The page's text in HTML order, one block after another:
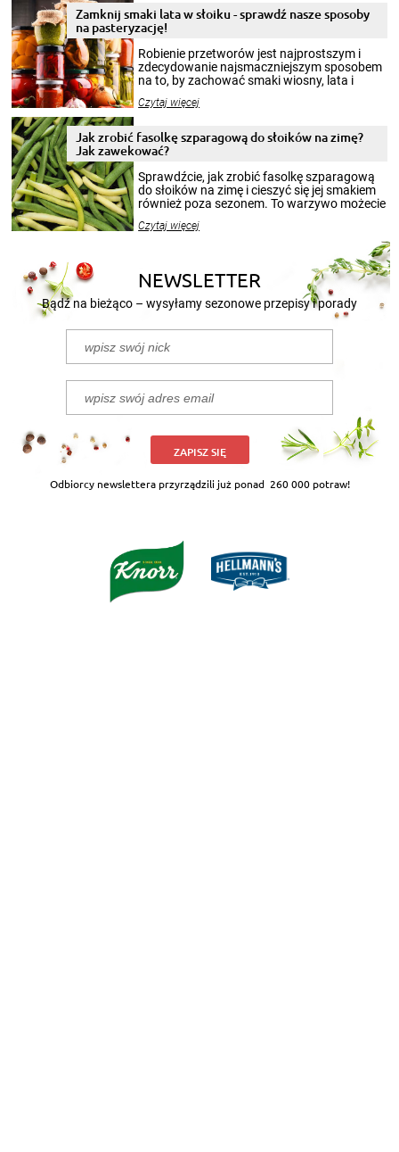
Zamknij smaki lata w słoiku - sprawdź nasze sposoby
na pasteryzację!
Robienie przetworów jest najprostszym i
zdecydowanie najsmaczniejszym sposobem
na to, by zachować smaki wiosny, lata i
krajobrazów, by cieszyć nimi oko w sezonie
pełni poczuć atmosferę cieplejszych
miesięcy. Przygotowanie słoików ze
patenty, które pozwolą zachować świeżość
przetworów.
Czytaj więcej
Jak zrobić fasolkę szparagową do słoików na zimę?
Jak zawekować?
Sprawdźcie, jak zrobić fasolkę szparagową
do słoików na zimę i cieszyć się jej smakiem
również poza sezonem. To warzywo możecie
nasze propozycje!
Czytaj więcej
NEWSLETTER
Bądź na bieżąco – wysyłamy sezonowe przepisy i porady
ZAPISZ SIĘ
Odbiorcy newslettera przyrządzili już ponad 260 000 potraw!